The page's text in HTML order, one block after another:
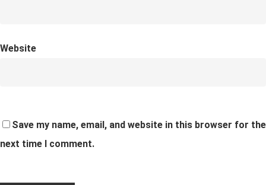
Website
Save my name, email, and website in this browser for the
next time I comment.